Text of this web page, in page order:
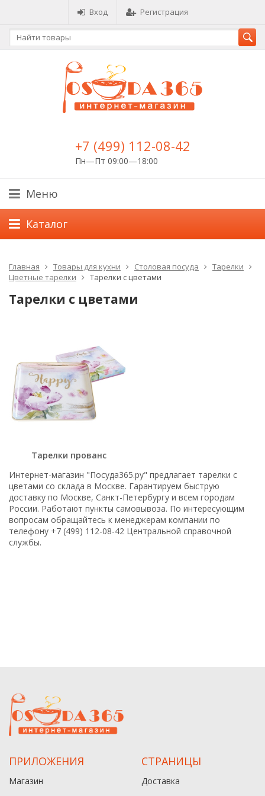
Вход Регистрация
+7 (499) 112-08-42
Пн—Пт 09:00—18:00
Меню
Каталог
Главная Товары для кухни Столовая посуда
Тарелки
Цветные тарелки
Тарелки с цветами
Тарелки с цветами
Тарелки прованс
Интернет-магазин "Посуда365.ру" предлагает тарелки с
цветами со склада в Москве. Гарантируем быструю
доставку по Москве, Санкт-Петербургу и всем городам
России. Работают пункты самовывоза. По интересующим
вопросам обращайтесь к менеджерам компании по
телефону +7 (499) 112-08-42 Центральной справочной
службы.
ПРИЛОЖЕНИЯ
Магазин
СТРАНИЦЫ
Доставка